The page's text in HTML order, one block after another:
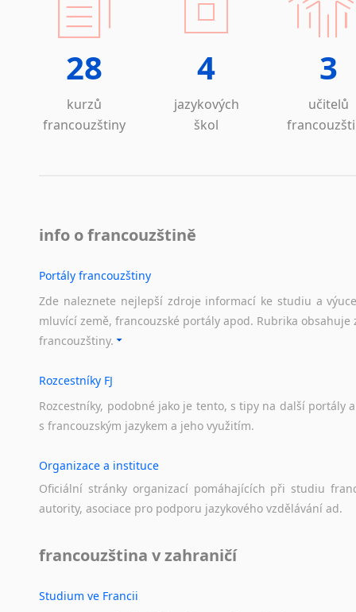
28
kurzů
francouzštiny
4
jazykových
škol
3
učitelů
info o francouzštině
Portály francouzštiny
Zde naleznete nejlepší zdroje informací ke studiu a
mluvící země, francouzské portály apod. Rubrika
francouzštiny.
Rozcestníky FJ
Rozcestníky, podobné jako je tento, s tipy na další portály a
s francouzským jazykem a jeho využitím.
Organizace a instituce
Oficiální stránky organizací pomáhajících při studiu
autority, asociace pro podporu jazykového vzdělávání ad.
francouzština v zahraničí
Studium ve Francii